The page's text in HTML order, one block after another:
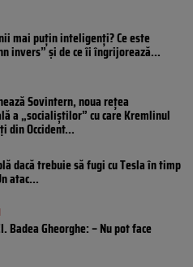
mai puțin inteligenți? Ce este
invers” și de ce îi îngrijorează...
Sovintern, noua rețea
a „socialiștilor” cu care Kremlinul
din Occident...
dacă trebuie să fugi cu Tesla în timp
atac...
Badea Gheorghe: – Nu pot face